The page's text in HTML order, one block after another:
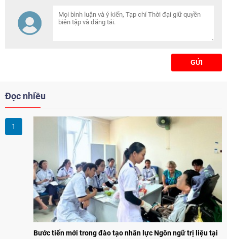
toàn cầu.
GỬI
Đọc nhiều
Bước tiến mới trong đào tạo nhân lực Ngôn ngữ trị liệu tại